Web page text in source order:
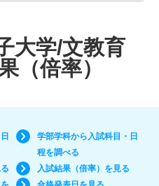
大学/文教育
（倍率）
学部学科から入試科目・日
程を調べる
入試結果（倍率）を見る